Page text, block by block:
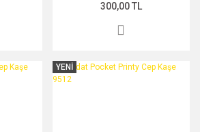
300,00 TL
YENİ